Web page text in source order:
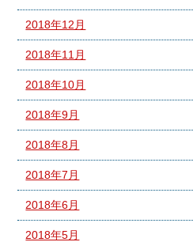
2018年12月
2018年11月
2018年10月
2018年9月
2018年8月
2018年7月
2018年6月
2018年5月